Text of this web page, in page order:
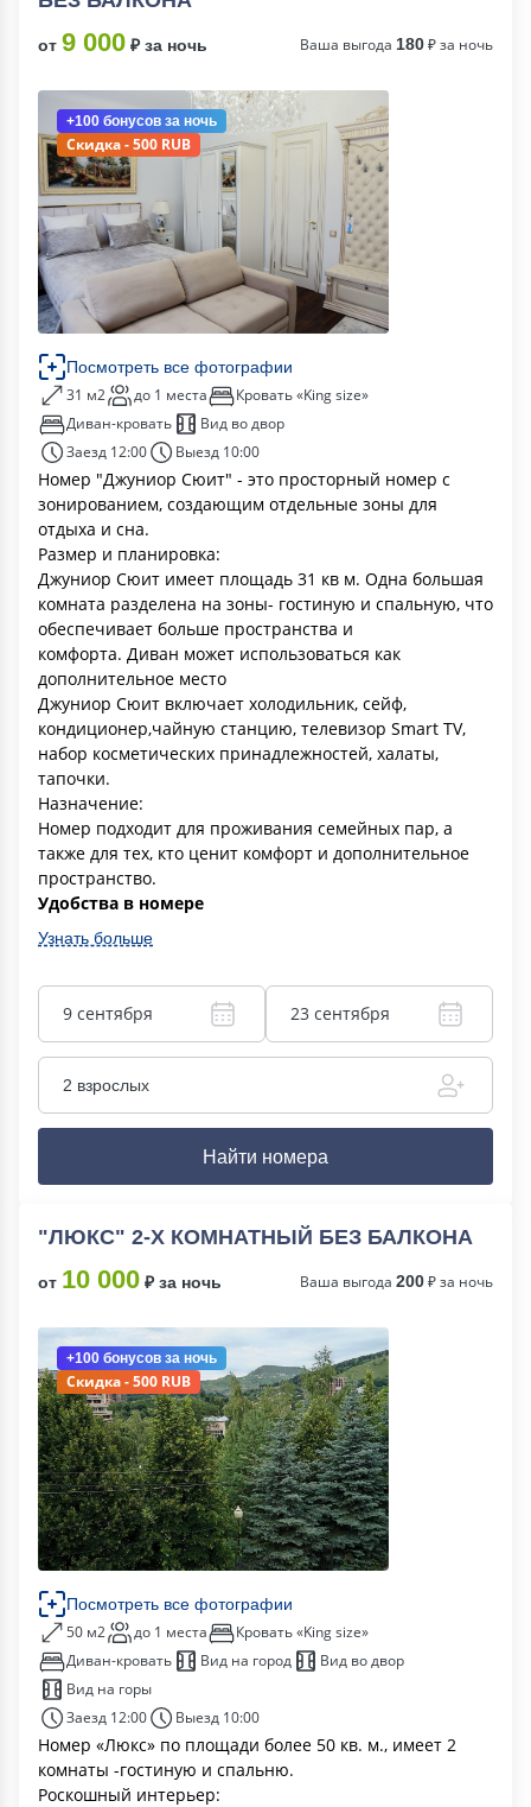
от 9 000 ₽ за ночь Ваша выгода 180₽ за ночь
+100 бонусов за ночь
Скидка - 500 RUB
Посмотреть все фотографии
31 м2 до 1 места
Кровать «King size»
Диван-кровать
Вид во двор
Заезд 12:00
Выезд 10:00
Номер "Джуниор Сюит" - это просторный номер с
зонированием, создающим отдельные зоны для
отдыха и сна.
Размер и планировка:
Джуниор Сюит имеет площадь 31 кв м. Одна большая
комната разделена на зоны- гостиную и спальную, что
обеспечивает больше пространства и
комфорта. Диван может использоваться как
дополнительное место
Джуниор Сюит включает холодильник, сейф,
кондиционер,чайную станцию, телевизор Smart TV,
набор косметических принадлежностей, халаты,
тапочки.
Назначение:
Номер подходит для проживания семейных пар, а
также для тех, кто ценит комфорт и дополнительное
пространство.
Удобства в номере
Узнать больше
9 сентября 23 сентября
2 взрослых
Найти номера
"ЛЮКС" 2-Х КОМНАТНЫЙ БЕЗ БАЛКОНА
от 10 000 ₽ за ночь Ваша выгода 200₽ за ночь
+100 бонусов за ночь
Скидка - 500 RUB
Посмотреть все фотографии
50 м2 до 1 места
Кровать «King size»
Диван-кровать
Вид на город
Вид во двор
Вид на горы
Заезд 12:00
Выезд 10:00
Номер «Люкс» по площади более 50 кв. м., имеет 2
комнаты -гостиную и спальню.
Роскошный интерьер: